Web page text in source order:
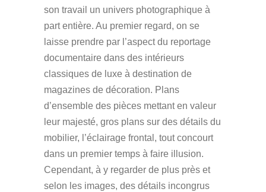
son travail un univers photographique à
part entière. Au premier regard, on se
laisse prendre par l’aspect du reportage
documentaire dans des intérieurs
classiques de luxe à destination de
magazines de décoration. Plans
d’ensemble des pièces mettant en valeur
leur majesté, gros plans sur des détails du
mobilier, l’éclairage frontal, tout concourt
dans un premier temps à faire illusion.
Cependant, à y regarder de plus près et
selon les images, des détails incongrus